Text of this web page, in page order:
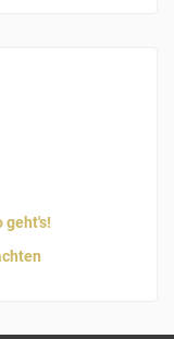
geht's!